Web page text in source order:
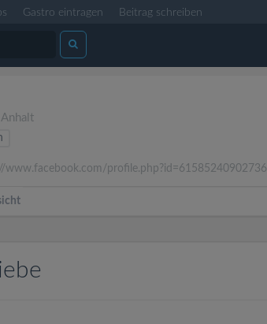
Gastro eintragen Beitrag schreiben
www.facebook.com/profile.php?id=61585240902736